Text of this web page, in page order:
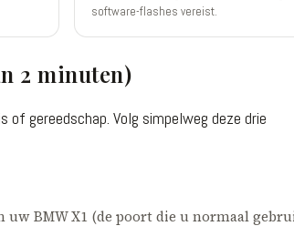
software-flashes vereist.
2 minuten)
gereedschap. Volg simpelweg deze drie
BMW X1 (de poort die u normaal